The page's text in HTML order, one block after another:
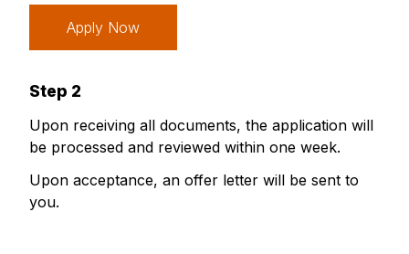
Apply Now
Step 2
Upon receiving all documents, the application will
be processed and reviewed within one week.
Upon acceptance, an offer letter will be sent to
you.